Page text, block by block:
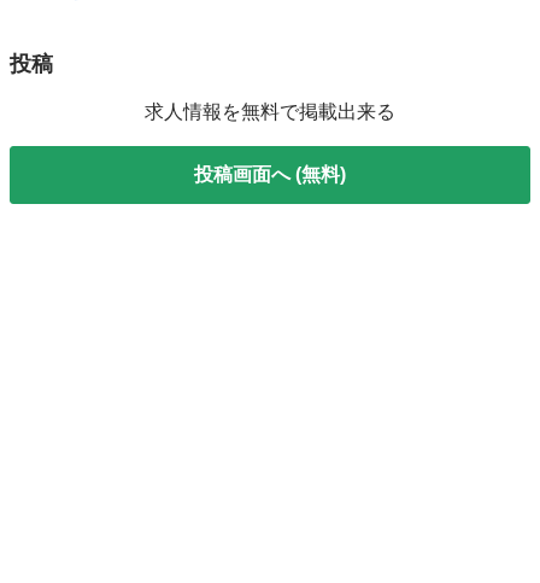
投稿
求人情報を無料で掲載出来る
投稿画面へ (無料)